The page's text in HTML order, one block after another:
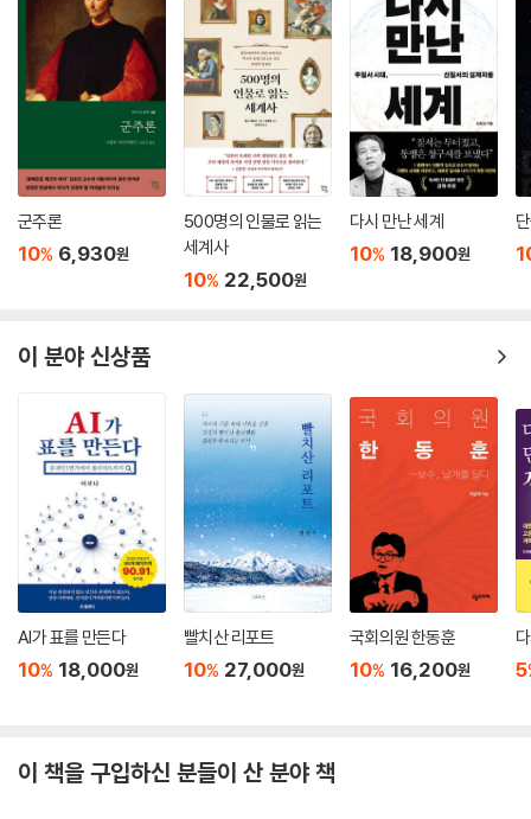
군주론
10% 6,930원
500명의 인물로 읽는
세계사
10% 22,500원
다시 만난 세계
10% 18,900원
이 분야 신상품
AI가 표를 만든다
10% 18,000원
빨치산 리포트
10% 27,000원
국회의원 한동훈
10% 16,200원 5
이 책을 구입하신 분들이 산 분야 책